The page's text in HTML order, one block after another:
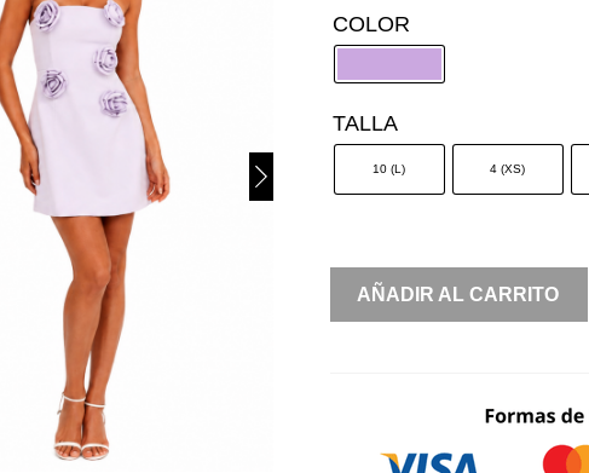
COLOR
TALLA
10 (L) 4 (XS)
STRAPLESS
FLOR
AÑADIR AL CARRITO